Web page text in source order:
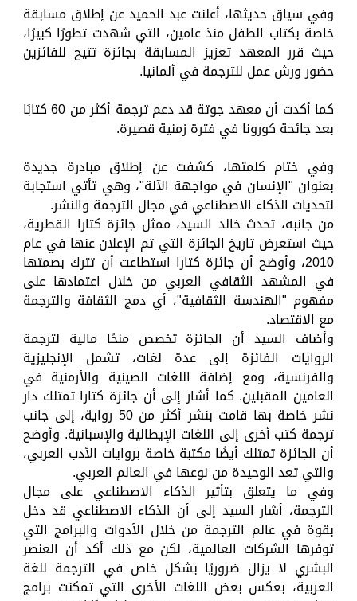
وفي سياق حديثها، أعلنت عبد الحميد عن إطلاق مسابقة
خاصة بكتاب الطفل منذ عامين، التي شهدت تطورًا كبيرًا،
حيث قرر المعهد تعزيز المسابقة بجائزة تتيح للفائزين
حضور ورش عمل للترجمة في ألمانيا.
كما أكدت أن معهد جوتة قد دعم ترجمة أكثر من 60 كتابًا
بعد جائحة كورونا في فترة زمنية قصيرة.
وفي ختام كلمتها، كشفت عن إطلاق مبادرة جديدة
بعنوان "الإنسان في مواجهة الآلة"، وهي تأتي استجابة
لتحديات الذكاء الاصطناعي في مجال الترجمة والنشر.
من جانبه، تحدث خالد السيد، ممثل جائزة كتارا القطرية،
حيث استعرض تاريخ الجائزة التي تم الإعلان عنها في عام
2010، وأوضح أن جائزة كتارا استطاعت أن تترك بصمتها
في المشهد الثقافي العربي من خلال اعتمادها على
مفهوم "الهندسة الثقافية"، أي دمج الثقافة والترجمة
مع الاقتصاد.
وأضاف السيد أن الجائزة تخصص منحًا مالية لترجمة
الروايات الفائزة إلى عدة لغات، تشمل الإنجليزية
والفرنسية، ومع إضافة اللغات الصينية والأرمنية في
العامين المقبلين. كما أشار إلى أن جائزة كتارا تمتلك دار
نشر خاصة بها قامت بنشر أكثر من 50 رواية، إلى جانب
ترجمة كتب أخرى إلى اللغات الإيطالية والإسبانية. وأوضح
أن الجائزة تمتلك أيضًا مكتبة خاصة بروايات الأدب العربي،
والتي تعد الوحيدة من نوعها في العالم العربي.
وفي ما يتعلق بتأثير الذكاء الاصطناعي على مجال
الترجمة، أشار السيد إلى أن الذكاء الاصطناعي قد دخل
بقوة في عالم الترجمة من خلال الأدوات والبرامج التي
توفرها الشركات العالمية، لكن مع ذلك أكد أن العنصر
البشري لا يزال ضروريًا بشكل خاص في الترجمة للغة
العربية، بعكس بعض اللغات الأخرى التي تمكنت برامج